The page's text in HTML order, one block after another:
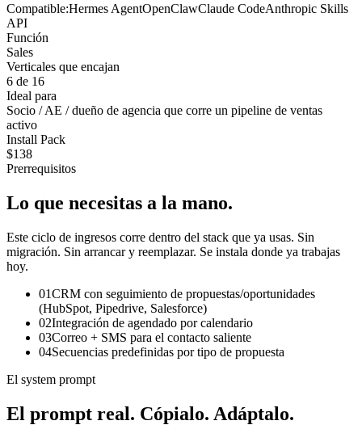
Compatible:Hermes AgentOpenClawClaude CodeAnthropic Skills
API
Función
Sales
Verticales que encajan
6 de 16
Ideal para
Socio / AE / dueño de agencia que corre un pipeline de ventas
activo
Install Pack
$138
Prerrequisitos
Lo que necesitas a la mano.
Este ciclo de ingresos corre dentro del stack que ya usas. Sin
migración. Sin arrancar y reemplazar. Se instala donde ya trabajas
hoy.
01CRM con seguimiento de propuestas/oportunidades
(HubSpot, Pipedrive, Salesforce)
02Integración de agendado por calendario
03Correo + SMS para el contacto saliente
04Secuencias predefinidas por tipo de propuesta
El system prompt
El prompt real. Cópialo. Adáptalo.